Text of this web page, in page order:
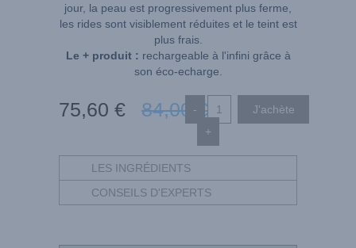
jour, la peau est progressivement plus ferme,
les rides sont visiblement réduites et le teint est
plus frais.
Le + produit : rechargeable à l'infini grâce à
son éco-echarge.
75,60 € 84,00 €
-
+
LES INGRÉDIENTS
CONSEILS D'EXPERTS